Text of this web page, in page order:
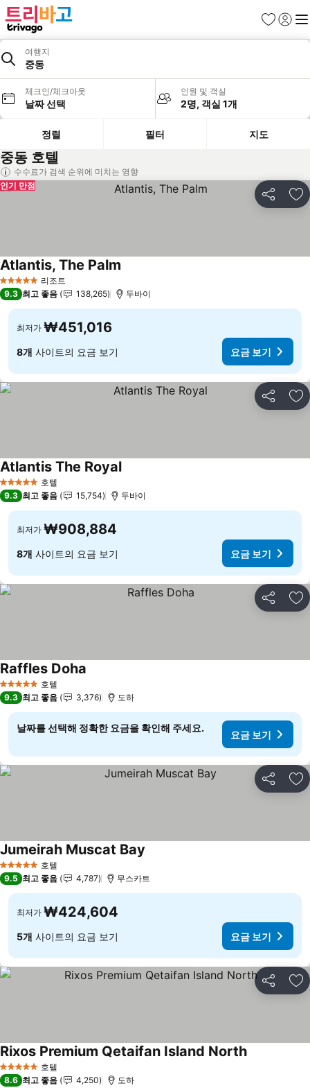
즐겨찾기
로그인
메
여행지
중동
체크인/체크아웃
날짜 선택
인원 및 객실
2명, 객실 1개
정렬 필터 지도
중동 호텔
수수료가 검색 순위에 미치는 영향
공유 즐
인기 만점
5 성급 리조트
Atlantis, The Palm
9.3 최고 좋음 138,265 두바이
최저가 ₩451,016
8개 사이트의 요금 보기 요금 보기
공유 즐
5 성급 호텔
Atlantis The Royal요금 보기
9.3 최고 좋음 15,754 두바이
최저가 ₩908,884
8개 사이트의 요금 보기 요금 보기
공유 즐
5 성급 호텔
Raffles Doha
9.3 최고 좋음 3,376 도하
날짜를 선택해 정확한 요금을 확인해 주세요.
요금 보기
공유 즐
5 성급 호텔
Jumeirah Muscat Bay
9.5 최고 좋음 4,787 무스카트
최저가 ₩424,604
5개 사이트의 요금 보기 요금 보기
공유 즐
5 성급 호텔
Rixos Premium Qetaifan Island North요금 보기
8.6 최고 좋음 4,250 도하